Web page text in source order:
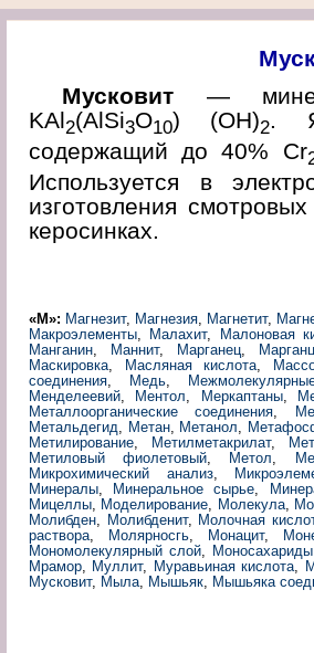
Мусковит —
KAl2(AlSi3O10) (OH)2.
содержащий до 40% Cr
Используется в
изготовления
керосинках.
«М»: Магнезит, Магнезия, Магнетит,
Макроэлементы, Малахит,
Малоновая
Манганин, Маннит, Марганец,
Маскировка, Масляная кислота,
соединения, Медь,
Менделеевий, Ментол, Меркаптаны,
Металлоорганические соединения,
Метальдегид, Метан, Метанол,
Метилирование, Метилметакрилат,
Метиловый фиолетовый, Метол,
Микрохимический анализ,
Минералы, Минеральное сырье,
Мицеллы, Моделирование, Молекула,
Молибден, Молибденит, Молочная
раствора, Молярносгь, Монацит,
Мономолекулярный слой, Моносахариды
Мрамор, Муллит, Муравьиная кислота,
Мусковит, Мыла, Мышьяк, Мышьяка